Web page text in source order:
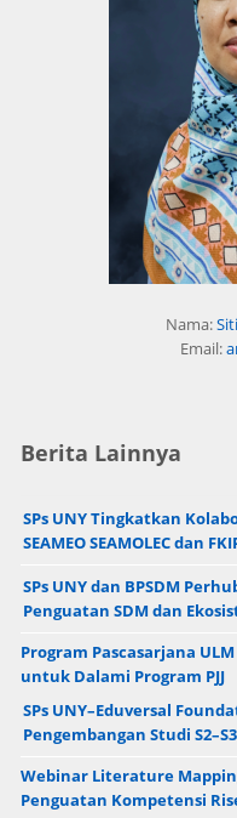
Nama:
Email:
Berita Lainnya
SPs UNY Tingkatkan
SEAMEO SEAMOLEC dan
SPs UNY dan BPSDM
Penguatan SDM dan
Program Pascasarjana
untuk Dalami Program PJJ
SPs UNY–Eduversal
Pengembangan Studi
Webinar Literature
Penguatan Kompetensi